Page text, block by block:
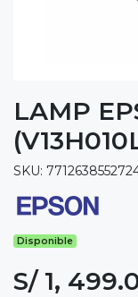
LAMP
SKU:
Disponible
S/ 1,